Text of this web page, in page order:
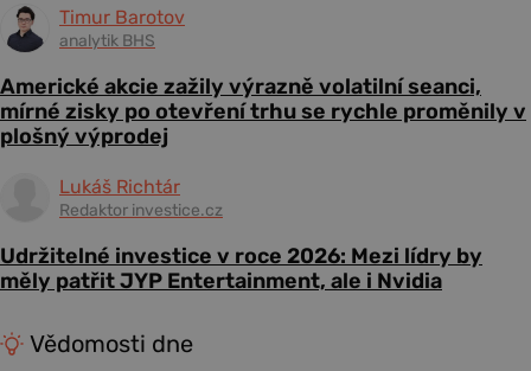
Timur Barotov
analytik BHS
Americké akcie zažily výrazně volatilní seanci,
mírné zisky po otevření trhu se rychle proměnily v
plošný výprodej
Lukáš Richtár
Redaktor investice.cz
Udržitelné investice v roce 2026: Mezi lídry by
měly patřit JYP Entertainment, ale i Nvidia
Vědomosti dne